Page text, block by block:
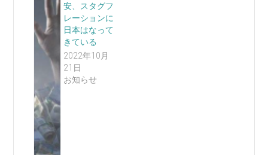
安、スタグフ
レーションに
日本はなって
きている
2022年10月
21日
お知らせ